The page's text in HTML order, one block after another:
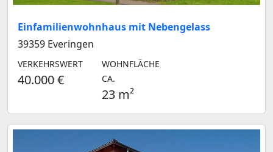
Einfamilienwohnhaus mit Nebengelass
39359 Everingen
VERKEHRSWERT
40.000 €
WOHNFLÄCHE
CA.
23 m²